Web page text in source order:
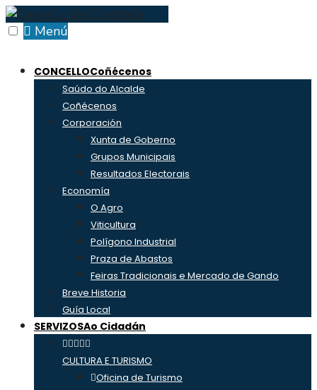
Skip
to
Menú
CONCELLOCoñécenos
Saúdo do Alcalde
Coñécenos
Corporación
Xunta de Goberno
Grupos Municipais
Resultados Electorais
Economía
O Agro
Viticultura
Polígono Industrial
Praza de Abastos
Feiras Tradicionais e Mercado de Gando
Breve Historia
Guía Local
SERVIZOSAo Cidadán
CULTURA E TURISMO
Oficina de Turismo